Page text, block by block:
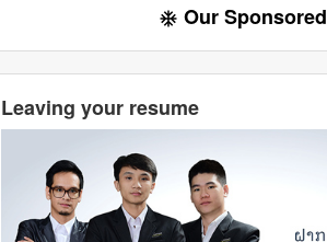
ac_unit Our Sponsored
Leaving your resume